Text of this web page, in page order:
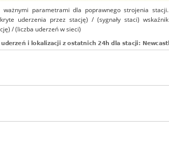
parametrami dla poprawnego strojenia stacji.
uderzenia przez stację) / (sygnały staci) wskaźnik
/ (liczba uderzeń w sieci)